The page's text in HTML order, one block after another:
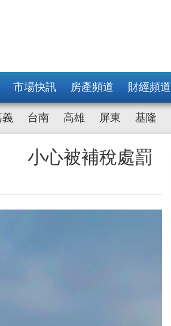
市場快訊 房產頻道 財經頻道
義 台南 高雄 屏東 基隆
小心被補稅處罰